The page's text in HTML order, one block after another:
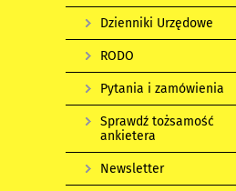
Dzienniki Urzędowe
RODO
Pytania i zamówienia
Sprawdź tożsamość
ankietera
Newsletter